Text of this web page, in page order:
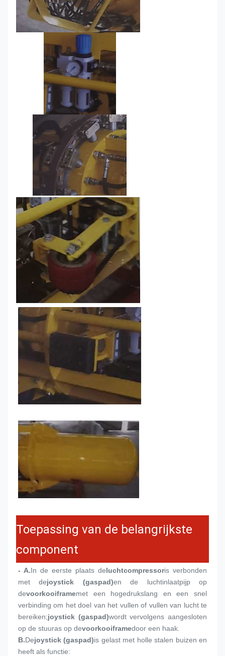
Toepassing van de belangrijkste
component
- A.In de eerste plaats deluchtcompressoris verbonden
met dejoystick (gaspad)en de luchtinlaatpijp op
devoorkooiframemet een hogedrukslang en een snel
verbinding om het doel van het vullen of vullen van lucht te
bereiken;joystick (gaspad)wordt vervolgens aangesloten
op de stuuras op devoorkooiframedoor een haak.
B.Dejoystick (gaspad)is gelast met holle stalen buizen en
heeft als functie: